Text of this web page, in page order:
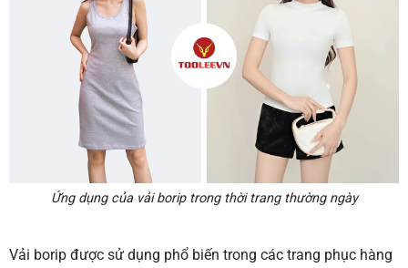
Ứng dụng của vải borip trong thời trang thường ngày
Vải borip được sử dụng phổ biến trong các trang phục hàng